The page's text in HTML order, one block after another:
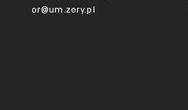
or@um.zory.pl